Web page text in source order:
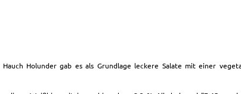
Holunder gab es als Grundlage leckere Salate mit einer